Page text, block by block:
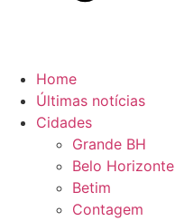
Home
Últimas notícias
Cidades
Grande BH
Belo Horizonte
Betim
Contagem